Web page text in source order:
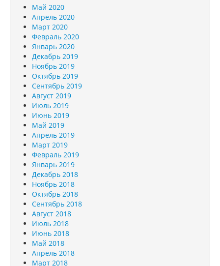
Май 2020
Апрель 2020
Март 2020
Февраль 2020
Январь 2020
Декабрь 2019
Ноябрь 2019
Октябрь 2019
Сентябрь 2019
Август 2019
Июль 2019
Июнь 2019
Май 2019
Апрель 2019
Март 2019
Февраль 2019
Январь 2019
Декабрь 2018
Ноябрь 2018
Октябрь 2018
Сентябрь 2018
Август 2018
Июль 2018
Июнь 2018
Май 2018
Апрель 2018
Март 2018